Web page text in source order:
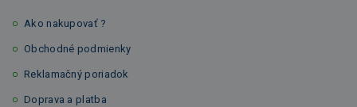
Ako nakupovať ?
Obchodné podmienky
Reklamačný poriadok
Doprava a platba